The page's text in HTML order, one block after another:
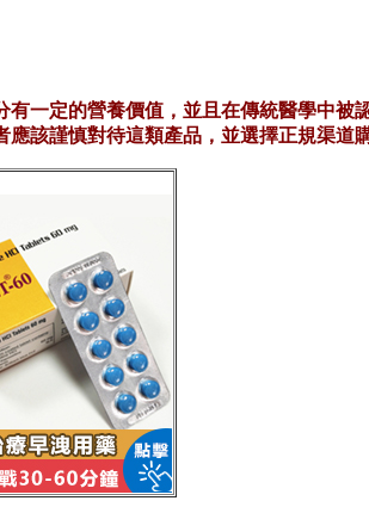
一定的營養價值，並且在傳統醫學中被
該謹慎對待這類產品，並選擇正規渠道